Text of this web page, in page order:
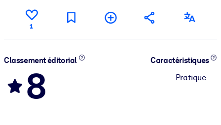
1
Classement éditorial
8
Caractéristiques
Pratique